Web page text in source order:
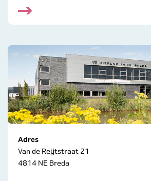
Adres
Van de Reijtstraat 21
4814 NE Breda